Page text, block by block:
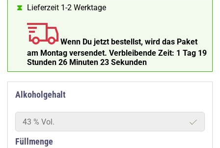
Lieferzeit 1-2 Werktage
Wenn Du jetzt bestellst, wird das Paket
am Montag versendet. Verbleibende Zeit: 1 Tag 19
Stunden 26 Minuten 22 Sekunden
Alkoholgehalt
43 % Vol.
Füllmenge